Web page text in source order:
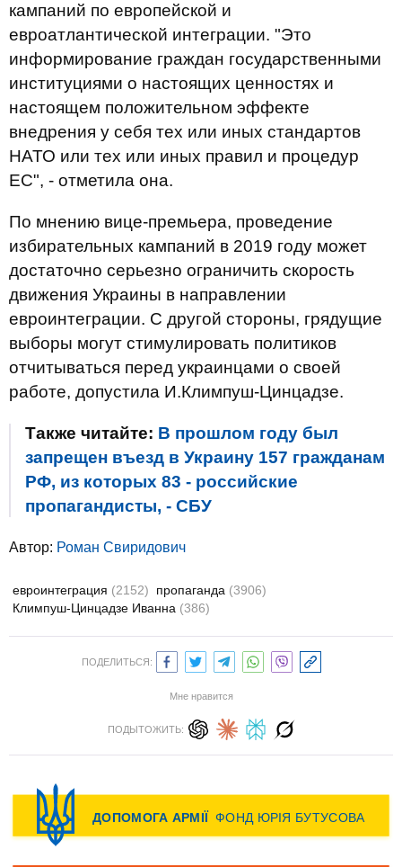
кампаний по европейской и
евроатлантической интеграции. "Это
информирование граждан государственными
институциями о настоящих ценностях и
настоящем положительном эффекте
внедрения у себя тех или иных стандартов
НАТО или тех или иных правил и процедур
ЕС", - отметила она.
По мнению вице-премьера, проведение
избирательных кампаний в 2019 году может
достаточно серьезно ограничить скорость
движения Украины в направлении
евроинтеграции. С другой стороны, грядущие
выборы могут стимулировать политиков
отчитываться перед украинцами о своей
работе, допустила И.Климпуш-Цинцадзе.
Также читайте: В прошлом году был
запрещен въезд в Украину 157 гражданам
РФ, из которых 83 - российские
пропагандисты, - СБУ
Автор: Роман Свиридович
евроинтеграция (2152) пропаганда (3906)
Климпуш-Цинцадзе Иванна (386)
ПОДЕЛИТЬСЯ:
Мне нравится
ПОДЫТОЖИТЬ: